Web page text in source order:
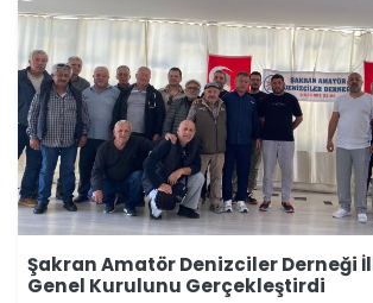
Şakran Amatör Denizciler Derneği
Genel Kurulunu Gerçekleştirdi